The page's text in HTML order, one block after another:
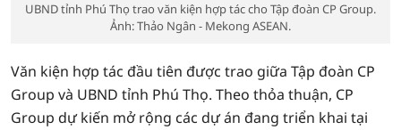
UBND tỉnh Phú Thọ trao văn kiện hợp tác cho Tập đoàn CP Group.
Ảnh: Thảo Ngân - Mekong ASEAN.
Văn kiện hợp tác đầu tiên được trao giữa Tập đoàn CP
Group và UBND tỉnh Phú Thọ. Theo thỏa thuận, CP
Group dự kiến mở rộng các dự án đang triển khai tại